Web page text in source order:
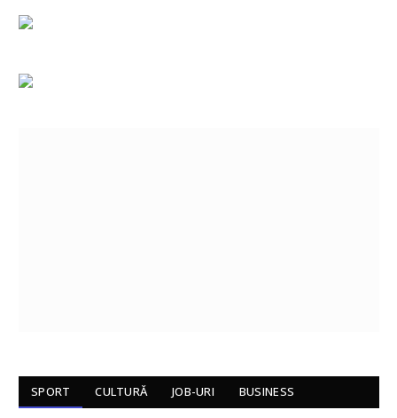
SPORT CULTURĂ JOB-URI BUSINESS